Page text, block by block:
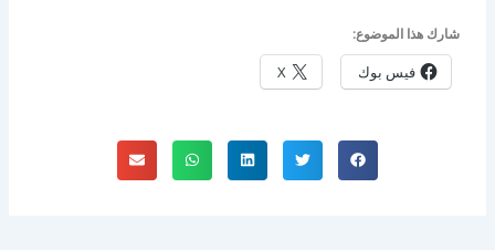
شارك هذا الموضوع:
فيس بوك X